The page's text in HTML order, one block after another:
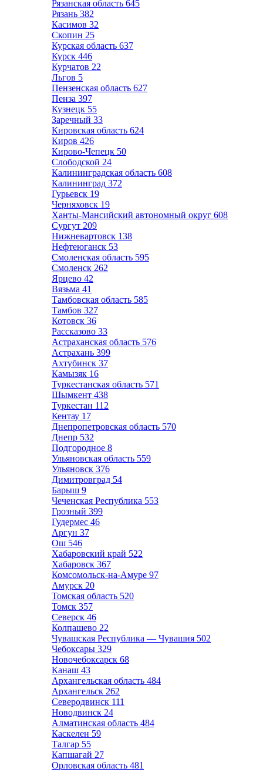
Рязанская область 645
Рязань 382
Касимов 32
Скопин 25
Курская область 637
Курск 446
Курчатов 22
Льгов 5
Пензенская область 627
Пенза 397
Кузнецк 55
Заречный 33
Кировская область 624
Киров 426
Кирово-Чепецк 50
Слободской 24
Калининградская область 608
Калининград 372
Гурьевск 19
Черняховск 19
Ханты-Мансийский автономный округ 608
Сургут 209
Нижневартовск 138
Нефтеюганск 53
Смоленская область 595
Смоленск 262
Ярцево 42
Вязьма 41
Тамбовская область 585
Тамбов 327
Котовск 36
Рассказово 33
Астраханская область 576
Астрахань 399
Ахтубинск 37
Камызяк 16
Туркестанская область 571
Шымкент 438
Туркестан 112
Кентау 17
Днепропетровская область 570
Днепр 532
Подгородное 8
Ульяновская область 559
Ульяновск 376
Димитровград 54
Барыш 9
Чеченская Республика 553
Грозный 399
Гудермес 46
Аргун 37
Ош 546
Хабаровский край 522
Хабаровск 367
Комсомольск-на-Амуре 97
Амурск 20
Томская область 520
Томск 357
Северск 46
Колпашево 22
Чувашская Республика — Чувашия 502
Чебоксары 329
Новочебоксарск 68
Канаш 43
Архангельская область 484
Архангельск 262
Северодвинск 111
Новодвинск 24
Алматинская область 484
Каскелен 59
Талгар 55
Капшагай 27
Орловская область 481